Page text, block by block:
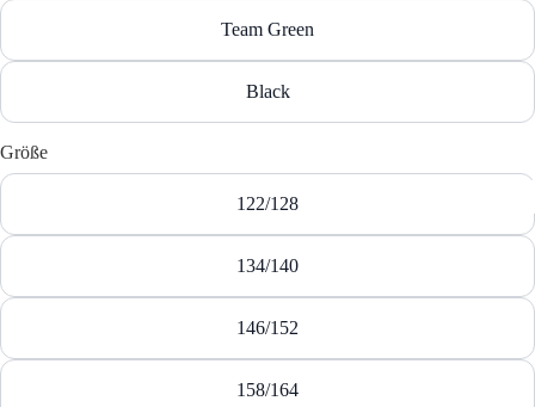
Team Green
Black
Größe
122/128
134/140
146/152
158/164